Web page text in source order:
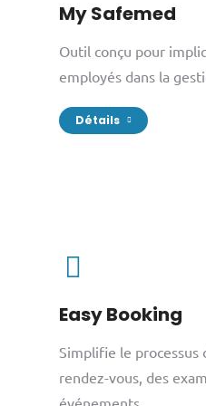
My Safemed
Outil conçu pour
employés dans la
Détails
Easy Booking
Simplifie le processus
rendez-vous, des
événements.